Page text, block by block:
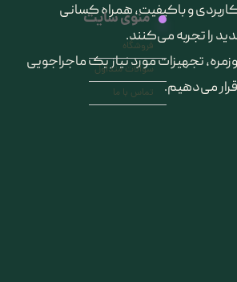
و باکیفیت، همراه کسانی
را تجربه می‌کنند.
تجهیزات مورد نیاز یک ماجراجویی
قرار می‌دهیم.
منوی سایت
فروشگاه
سوالات متداول
تماس با ما